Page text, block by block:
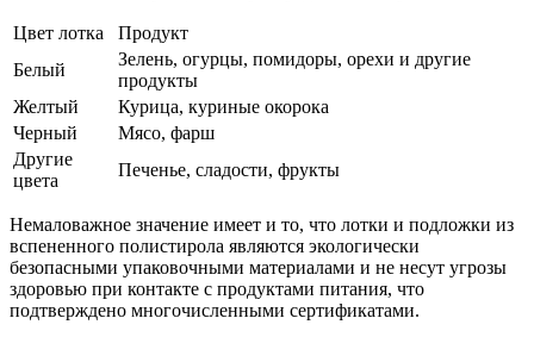
Цвет лотка
Продукт
Белый
Зелень, огурцы, помидоры, орехи и другие
продукты
Желтый
Курица, куриные окорока
Черный
Мясо, фарш
Другие
цвета
Печенье, сладости, фрукты
Немаловажное значение имеет и то, что лотки и подложки из
вспененного полистирола являются экологически
безопасными упаковочными материалами и не несут угрозы
здоровью при контакте с продуктами питания, что
подтверждено многочисленными сертификатами.